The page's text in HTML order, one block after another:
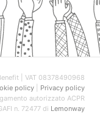
| VAT 08378490968
policy| Privacy policy
autorizzato ACPR
n. 72477 di Lemonway